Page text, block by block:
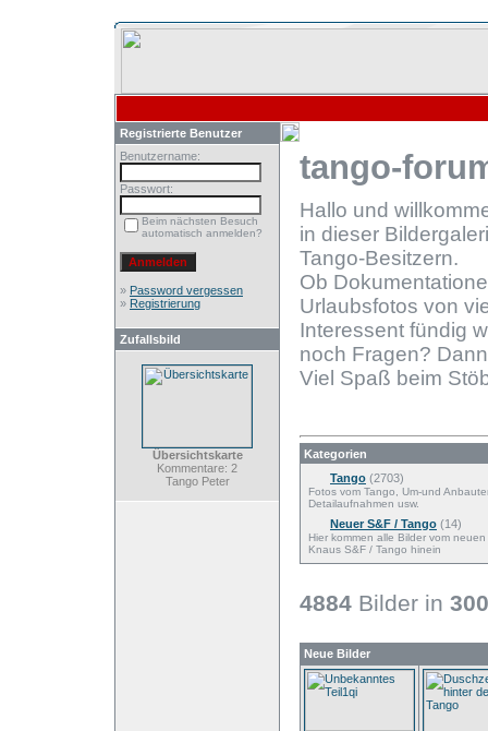
Registrierte Benutzer
Benutzername:
Passwort:
Beim nächsten Besuch
automatisch anmelden?
» Password vergessen
» Registrierung
Zufallsbild
Übersichtskarte
Kommentare: 2
Tango Peter
tango-
Hallo und
in dieser
Tango-Besitzern.
Ob
Urlaubsfotos von
Interessent fündig
noch Fragen?
Viel Spaß beim
Kategorien
Tango (2703)
Fotos vom Tango, Um-und
Detailaufnahmen usw.
Neuer S&F / Tango (14)
Hier kommen alle Bilder vom neuen
Knaus S&F / Tango hinein
4884 Bilder in 300
Neue Bilder